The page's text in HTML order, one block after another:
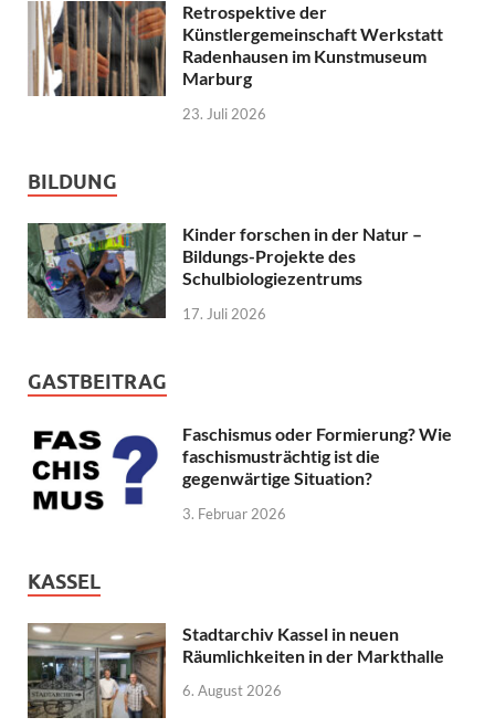
Retrospektive der
Künstlergemeinschaft Werkstatt
Radenhausen im Kunstmuseum
Marburg
23. Juli 2026
BILDUNG
Kinder forschen in der Natur –
Bildungs-Projekte des
Schulbiologiezentrums
17. Juli 2026
GASTBEITRAG
Faschismus oder Formierung? Wie
faschismusträchtig ist die
gegenwärtige Situation?
3. Februar 2026
KASSEL
Stadtarchiv Kassel in neuen
Räumlichkeiten in der Markthalle
6. August 2026